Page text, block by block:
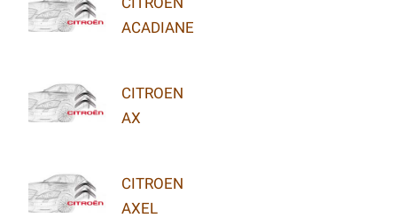
ACADIANE
CITROEN
AX
CITROEN
AXEL